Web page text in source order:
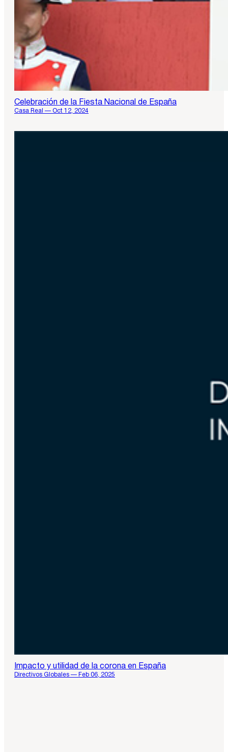
Celebración de la Fiesta Nacional de España
Casa Real — Oct 12, 2024
Impacto y utilidad de la corona en España
Directivos Globales — Feb 06, 2025